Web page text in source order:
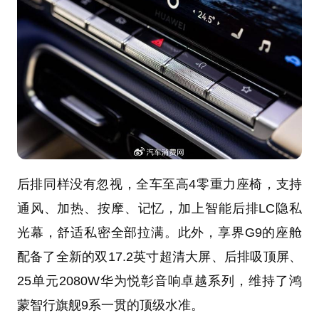
后排同样没有忽视，全车至高4零重力座椅，支持
通风、加热、按摩、记忆，加上智能后排LC隐私
光幕，舒适私密全部拉满。此外，享界G9的座舱
配备了全新的双17.2英寸超清大屏、后排吸顶屏、
25单元2080W华为悦彰音响卓越系列，维持了鸿
蒙智行旗舰9系一贯的顶级水准。